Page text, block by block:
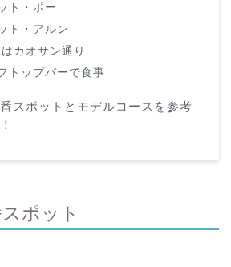
ト・ポー
ト・アルン
カオサン通り
トップバーで食事
スポットとモデルコースを参考
ポット